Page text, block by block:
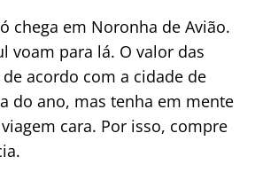
chega em Noronha de Avião.
voam para lá. O valor das
acordo com a cidade de
do ano, mas tenha em mente
cara. Por isso, compre